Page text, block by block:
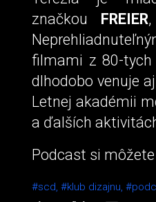
značkou FREIER
filmami z 80-tych
dlhodobo venuje
Letnej akadémii
a ďalších
Podcast si
#scd, #klub dizajnu,